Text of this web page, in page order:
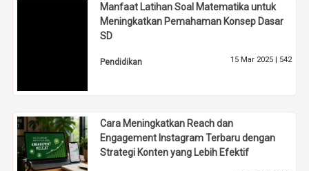
Manfaat Latihan Soal Matematika untuk
Meningkatkan Pemahaman Konsep Dasar
SD
Pendidikan 15 Mar 2025 | 542
Cara Meningkatkan Reach dan
Engagement Instagram Terbaru dengan
Strategi Konten yang Lebih Efektif